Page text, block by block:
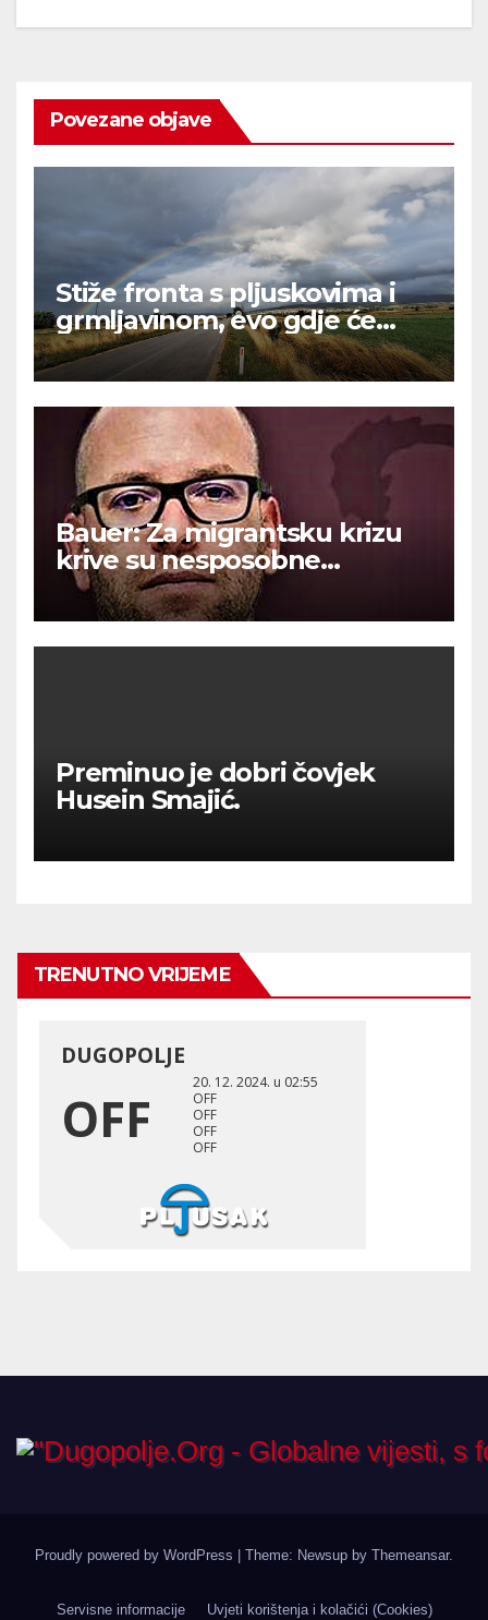
Povezane objave
Stiže fronta s pljuskovima i
grmljavinom, evo gdje će
najviše osvježiti
Bauer: Za migrantsku krizu
krive su nesposobne
ljevičarske vlasti.
Preminuo je dobri čovjek
Husein Smajić.
TRENUTNO VRIJEME
Proudly powered by WordPress | Theme: Newsup by Themeansar.
Servisne informacije Uvjeti korištenja i kolačići (Cookies)